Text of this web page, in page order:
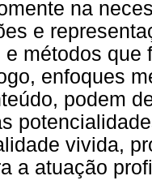
na
e
e métodos
enfoques
podem
vivida,
a atuação